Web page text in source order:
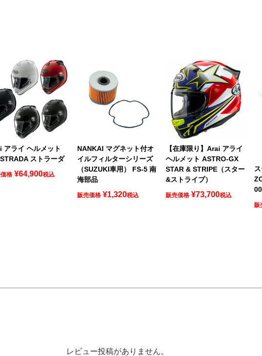
アライ ヘルメット
ストラーダ
格 ¥64,900税込
NANKAI マグネット付オ
イルフィルターシリーズ
（SUZUKI車用） FS-5 南
海部品
販売価格 ¥1,320税込
【在庫限り】Arai アライ
ヘルメット ASTRO-GX
STAR & STRIPE（スター
&ストライプ）
販売価格 ¥73,700税込
販
レビュー投稿がありません。